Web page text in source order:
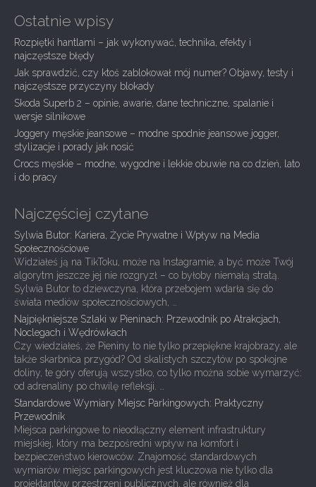
n
a
v
i
g
a
t
i
o
Ostatnie wpisy
Rozpiętki hantlami – jak wykonywać, technika, efekty i
najczęstsze błędy
Jak sprawdzić, czy ktoś zablokował mój numer? Objawy, testy i
najczęstsze przyczyny blokady
Skoda Superb 2 – opinie, awarie, dane techniczne, spalanie i
wersje silnikowe
Joggery męskie jeansowe – modne spodnie jeansowe jogger,
stylizacje i porady jak nosić
Crocs męskie – modne, wygodne i lekkie obuwie na co dzień, lato
i do pracy
Najczęściej czytane
Sylwia Butor: Kariera, Życie Prywatne i Wpływ na Media
Społecznościowe
Widziałeś ją na TikToku, może na Instagramie, a być może Twój
algorytm jeszcze jej nie rozgryzł – co byłoby niemałą stratą.
Sylwia Butor to dziewczyna, która przebojem wdarła się do
świata mediów społecznościowych, …
Najpiękniejsze Szlaki w Pieninach: Przewodnik po Atrakcjach,
Noclegach i Wędrówkach
Czy wiedziałeś, że Pieniny to nie tylko przepiękne krajobrazy, ale
także skarbnica przygód? Od skalistych szczytów po spokojne
doliny, te góry oferują wszystko, co tylko można sobie wymarzyć:
od adrenaliny po chwilę refleksji. …
Standardowe Wymiary Miejsc Parkingowych: Praktyczny
Przewodnik
Miejsca parkingowe to nieodłączny element infrastruktury
miejskiej, który ma bezpośredni wpływ na komfort i
bezpieczeństwo kierowców. Znajomość standardowych
wymiarów miejsc parkingowych jest kluczowa nie tylko dla
projektantów przestrzeni publicznych, ale również dla